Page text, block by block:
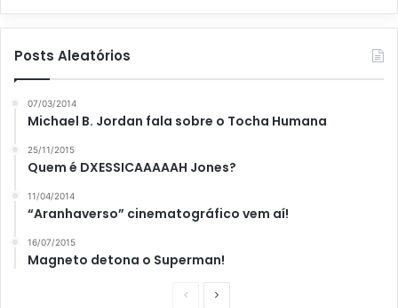
Posts Aleatórios
07/03/2014
Michael B. Jordan fala sobre o Tocha Humana
25/11/2015
Quem é DXESSICAAAAAH Jones?
11/04/2014
“Aranhaverso” cinematográfico vem aí!
16/07/2015
Magneto detona o Superman!